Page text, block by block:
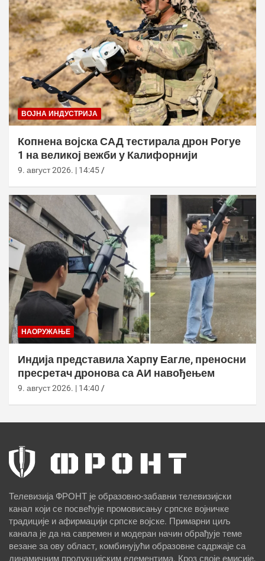
ВОЈНА ИНДУСТРИЈА
Копнена војска САД тестирала дрон Рогуе
1 на великој вежби у Калифорнији
9. август 2026. | 14:45
НАОРУЖАЊЕ
Индија представила Харпy Еагле, преносни
пресретач дронова са АИ навођењем
9. август 2026. | 14:40
Телевизија ФРОНТ је образовно-забавни телевизијски
канал који се посвећује промовисању српске војничке
традиције и афирмацији српске војске. Примарни циљ
канала је да на савремен и модеран начин обрађује теме
везане за ову област, комбинујући образовне садржаје са
динамичним продукцијским елементима. Кроз своје емисије,